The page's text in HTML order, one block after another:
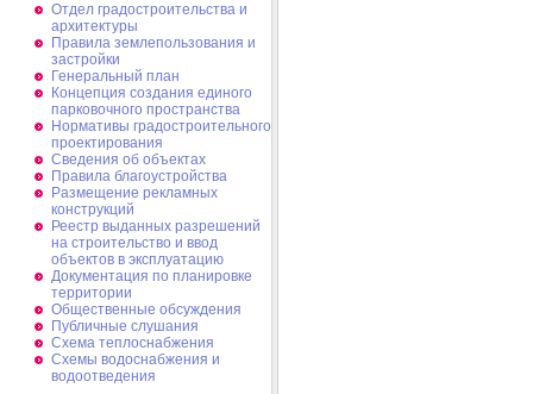
Отдел градостроительства и
архитектуры
Правила землепользования и
застройки
Генеральный план
Концепция создания единого
парковочного пространства
Нормативы градостроительного
проектирования
Сведения об объектах
Правила благоустройства
Размещение рекламных
конструкций
Реестр выданных разрешений
на строительство и ввод
объектов в эксплуатацию
Документация по планировке
территории
Общественные обсуждения
Публичные слушания
Схема теплоснабжения
Схемы водоснабжения и
водоотведения